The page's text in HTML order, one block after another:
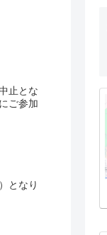
止とな
ご参加
となり